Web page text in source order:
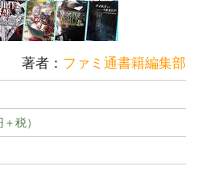
著者： ファミ通書籍編集部
税）